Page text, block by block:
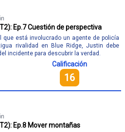
Ep.7 Cuestión de perspectiva
que está involucrado un agente de policía
rivalidad en Blue Ridge, Justin debe
incidente para descubrir la verdad.
Calificación
16
Ep.8 Mover montañas